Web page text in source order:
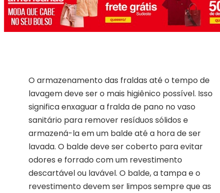
O armazenamento das fraldas até o tempo de
lavagem deve ser o mais higiênico possível. Isso
significa enxaguar a fralda de pano no vaso
sanitário para remover resíduos sólidos e
armazená-la em um balde até a hora de ser
lavada. O balde deve ser coberto para evitar
odores e forrado com um revestimento
descartável ou lavável. O balde, a tampa e o
revestimento devem ser limpos sempre que as